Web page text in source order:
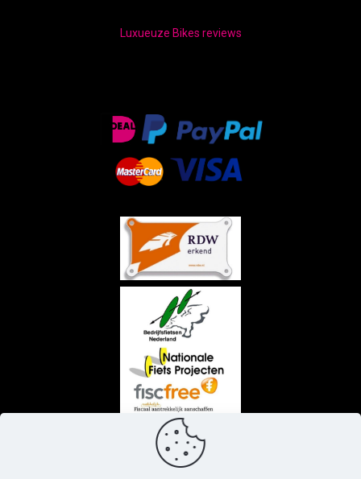
Luxueuze Bikes reviews